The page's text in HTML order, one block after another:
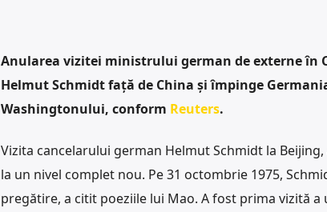
Anularea vizitei ministrului german de externe în
Helmut Schmidt față de China și împinge
Washingtonului, conform Reuters.
Vizita cancelarului german Helmut Schmidt la
la un nivel complet nou. Pe 31 octombrie 1975,
pregătire, a citit poeziile lui Mao. A fost prima vizită